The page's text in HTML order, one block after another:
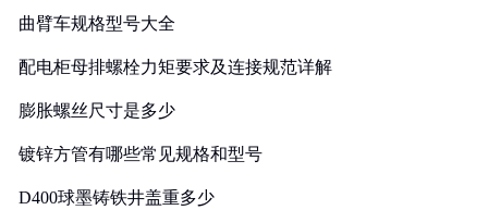
曲臂车规格型号大全
配电柜母排螺栓力矩要求及连接规范详解
膨胀螺丝尺寸是多少
镀锌方管有哪些常见规格和型号
D400球墨铸铁井盖重多少